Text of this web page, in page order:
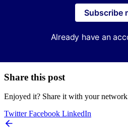
Subscribe
Already have an
Share this post
Enjoyed it? Share it with your
TwitterFacebook LinkedIn